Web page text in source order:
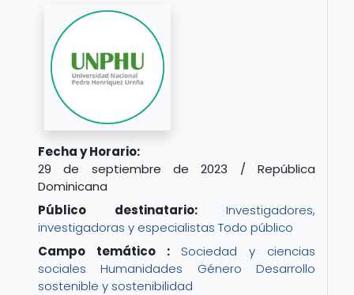
Fecha y Horario:
29 de septiembre de 2023 / República
Dominicana
Público destinatario:
Investigadores,
investigadoras y especialistas Todo público
Campo temático :
Sociedad y ciencias
sociales
Humanidades Género
Desarrollo
sostenible y sostenibilidad